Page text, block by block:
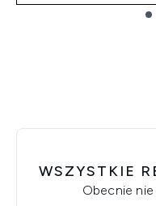
WSZYSTKIE
Obecnie